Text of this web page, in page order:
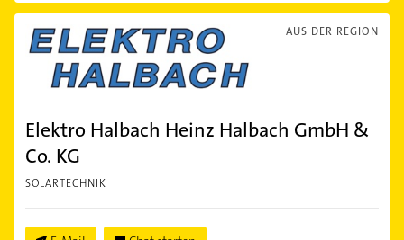
AUS DER REGION
Elektro Halbach Heinz Halbach GmbH &
Co. KG
SOLARTECHNIK